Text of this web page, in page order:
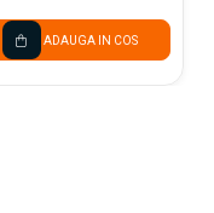
ADAUGA IN COS